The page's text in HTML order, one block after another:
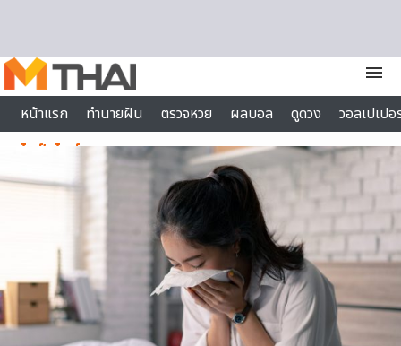
menu
หน้าแรก
ทำนายฝัน ตรวจหวย ผลบอล ดูดวง
วอลเปเป
ไลฟ์สไตล์